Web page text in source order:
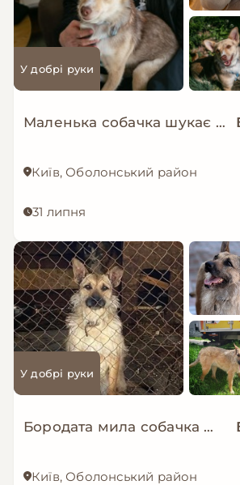
У добрі руки
Маленька собачка шукає люблячу і надійну родину!
Київ, Оболонський район
31 липня
У добрі руки
Бородата мила собачка МАЛЬВА мріє про родину!
Київ, Оболонський район